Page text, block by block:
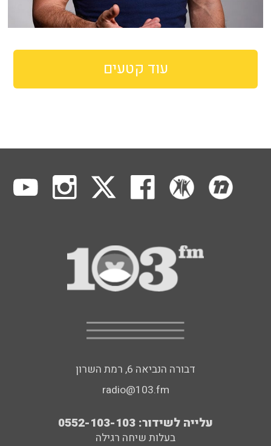
עוד קטעים
דבורה הנביאה 6, רמת השרון
radio@103.fm
עלייה לשידור: 0552-103-103
בעלות שיחה רגילה